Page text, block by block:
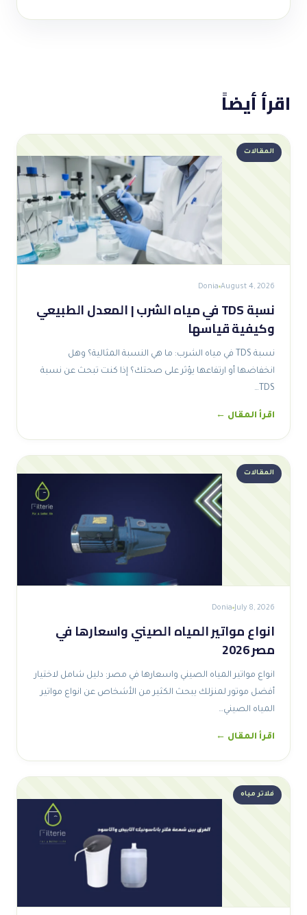
اقرأ أيضاً
المقالات
August 4, 2026
Donia
نسبة TDS في مياه الشرب | المعدل الطبيعي
وكيفية قياسها
نسبة TDS في مياه الشرب: ما هي النسبة المثالية؟ وهل
انخفاضها أو ارتفاعها يؤثر على صحتك؟ إذا كنت تبحث عن نسبة
TDS…
اقرأ المقال ←
المقالات
July 8, 2026
Donia
انواع مواتير المياه الصيني واسعارها في
مصر 2026
انواع مواتير المياه الصيني واسعارها في مصر: دليل شامل لاختيار
أفضل موتور لمنزلك يبحث الكثير من الأشخاص عن انواع مواتير
المياه الصيني…
اقرأ المقال ←
فلاتر مياه